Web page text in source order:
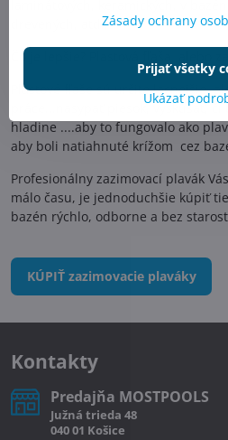
drevených, atd.,
Čo je lepšie? Plastová fľaša, alebo
Plastové fľaše sú určite lacnejšie,
práce...nasypať piesok, vyskúšať,
hladine ....aby to fungovalo ako
aby boli natiahnuté krížom cez
Profesionálny zazimovací plavák
málo času, je jednoduchšie kúpiť
bazén rýchlo, odborne a bez
KÚPIŤ zazimovacie plaváky
Kontakty
Predajňa MOSTPOOLS
Južná trieda 48
040 01 Košice
Zásady ochrany
Ukázať
Prijať všetky